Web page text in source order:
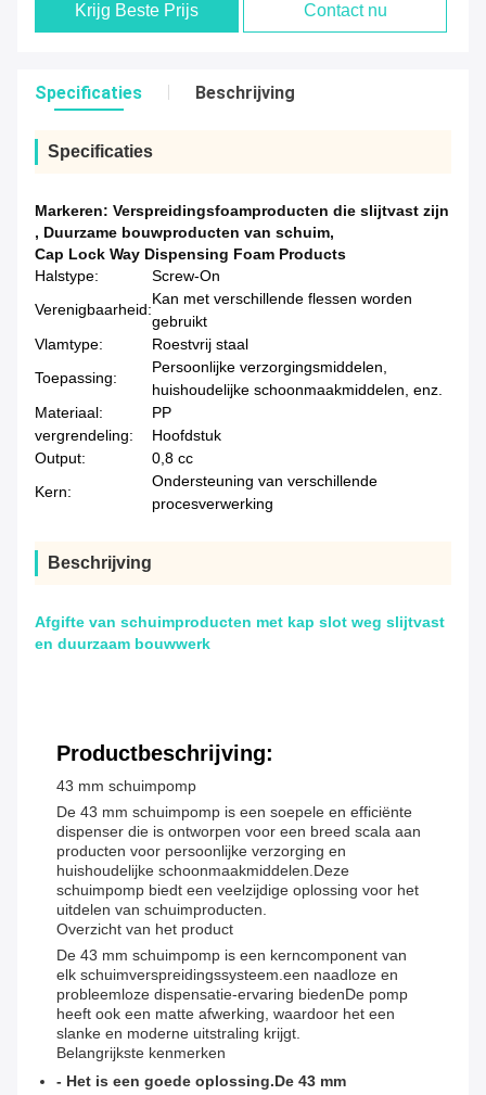
Krijg Beste Prijs Contact nu
Specificaties Beschrijving
Specificaties
Markeren: Verspreidingsfoamproducten die slijtvast zijn
, Duurzame bouwproducten van schuim,
Cap Lock Way Dispensing Foam Products
Halstype:
Screw-On
Verenigbaarheid:
Kan met verschillende flessen worden
gebruikt
Vlamtype:
Roestvrij staal
Toepassing:
Persoonlijke verzorgingsmiddelen,
huishoudelijke schoonmaakmiddelen, enz.
Materiaal:
PP
vergrendeling:
Hoofdstuk
Output:
0,8 cc
Kern:
Ondersteuning van verschillende
procesverwerking
Beschrijving
Afgifte van schuimproducten met kap slot weg slijtvast
en duurzaam bouwwerk
Productbeschrijving:
43 mm schuimpomp
De 43 mm schuimpomp is een soepele en efficiënte
dispenser die is ontworpen voor een breed scala aan
producten voor persoonlijke verzorging en
huishoudelijke schoonmaakmiddelen.Deze
schuimpomp biedt een veelzijdige oplossing voor het
uitdelen van schuimproducten.
Overzicht van het product
De 43 mm schuimpomp is een kerncomponent van
elk schuimverspreidingssysteem.een naadloze en
probleemloze dispensatie-ervaring biedenDe pomp
heeft ook een matte afwerking, waardoor het een
slanke en moderne uitstraling krijgt.
Belangrijkste kenmerken
- Het is een goede oplossing.De 43 mm